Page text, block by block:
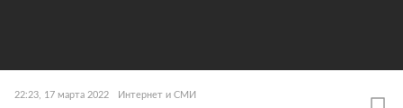
22:23, 17 марта 2022 Интернет и СМИ